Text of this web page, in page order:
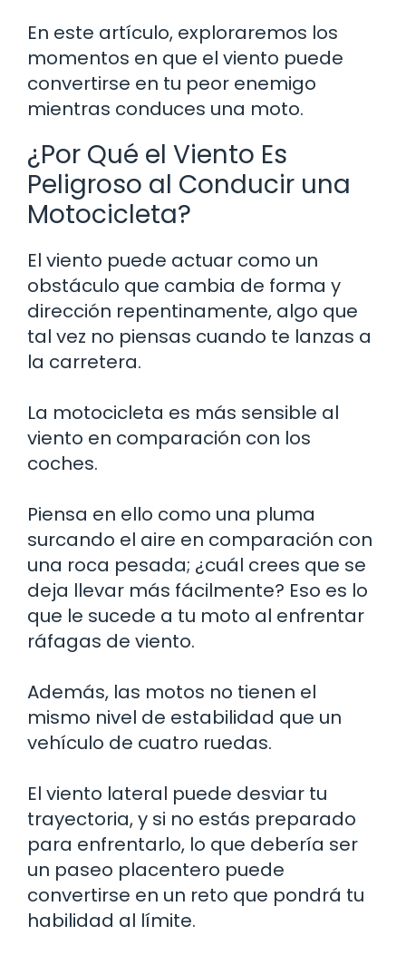
En este artículo, exploraremos los
momentos en que el viento puede
convertirse en tu peor enemigo
mientras conduces una moto.
¿Por Qué el Viento Es
Peligroso al Conducir una
Motocicleta?
El viento puede actuar como un
obstáculo que cambia de forma y
dirección repentinamente, algo que
tal vez no piensas cuando te lanzas a
la carretera.
La motocicleta es más sensible al
viento en comparación con los
coches.
Piensa en ello como una pluma
surcando el aire en comparación con
una roca pesada; ¿cuál crees que se
deja llevar más fácilmente? Eso es lo
que le sucede a tu moto al enfrentar
ráfagas de viento.
Además, las motos no tienen el
mismo nivel de estabilidad que un
vehículo de cuatro ruedas.
El viento lateral puede desviar tu
trayectoria, y si no estás preparado
para enfrentarlo, lo que debería ser
un paseo placentero puede
convertirse en un reto que pondrá tu
habilidad al límite.